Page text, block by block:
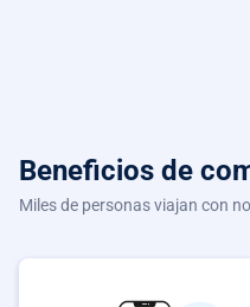
Beneficios de
Miles de personas viajan con